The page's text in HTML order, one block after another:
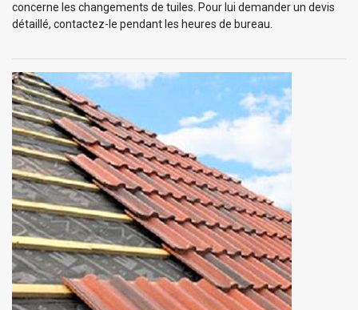
concerne les changements de tuiles. Pour lui demander un devis
détaillé, contactez-le pendant les heures de bureau.